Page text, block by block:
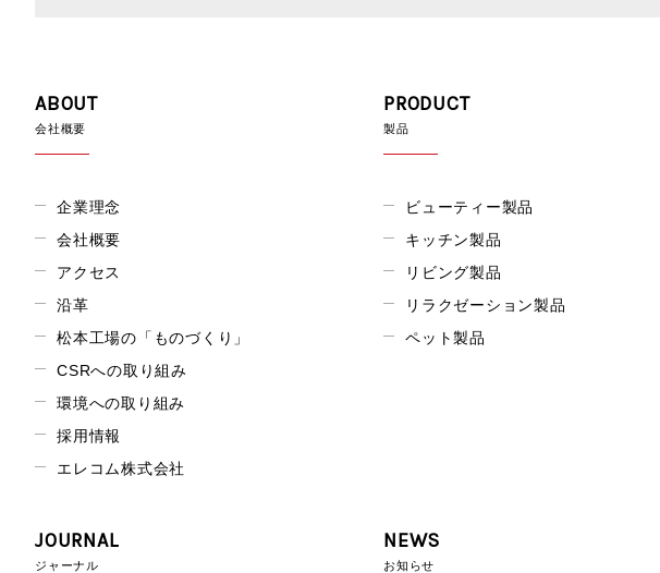
ABOUT
会社概要
企業理念
会社概要
アクセス
沿革
松本工場の「ものづくり」
CSRへの取り組み
環境への取り組み
採用情報
エレコム株式会社
PRODUCT
製品
ビューティー製品
キッチン製品
リビング製品
リラクゼーション製品
ペット製品
JOURNAL
ジャーナル
NEWS
お知らせ